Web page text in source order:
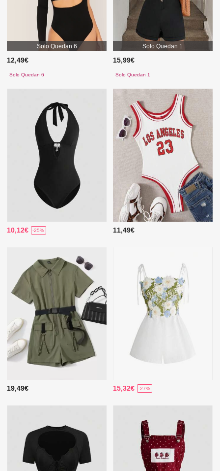
Solo Quedan 6
12,49€
Solo Quedan 6
Solo Quedan 1
15,99€
Solo Quedan 1
10,12€ -25% 11,49€
19,49€ 15,32€ -27%